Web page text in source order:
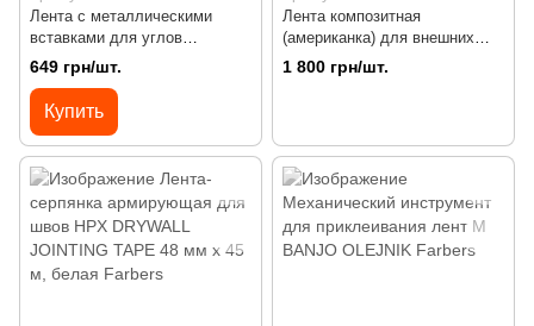
Лента с металлическими
вставками для углов
гипсокартона Metal Corner
649 грн/шт.
Купить
Лента композитная
(американка) для внешних
углов Uno-BEAD Strait-Flex 57
мм x 30 м, 65 мкм синяя
1 800 грн/шт.